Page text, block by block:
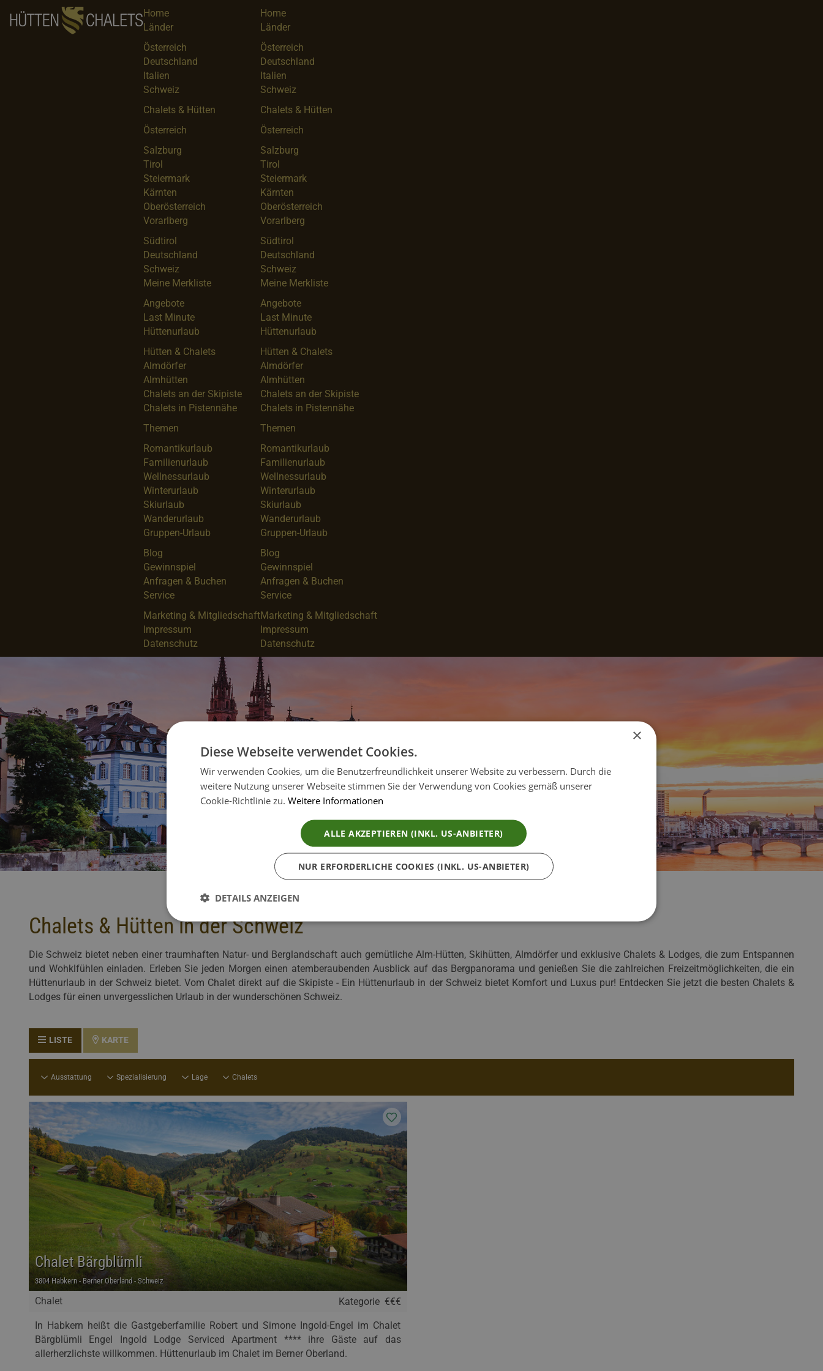
Home
Länder
Österreich
Deutschland
Italien
Schweiz
Chalets & Hütten
Österreich
Salzburg
Tirol
Steiermark
Kärnten
Oberösterreich
Vorarlberg
Südtirol
Deutschland
Schweiz
Meine Merkliste
Angebote
Last Minute
Hüttenurlaub
Hütten & Chalets
Almdörfer
Almhütten
Chalets an der Skipiste
Chalets in Pistennähe
Themen
Romantikurlaub
Familienurlaub
Wellnessurlaub
Winterurlaub
Skiurlaub
Wanderurlaub
Gruppen-Urlaub
Blog
Gewinnspiel
Anfragen & Buchen
Service
Marketing & Mitgliedschaft
Impressum
Datenschutz
Home
Länder
Österreich
Deutschland
Italien
Schweiz
Chalets & Hütten
Österreich
Salzburg
Tirol
Steiermark
Kärnten
Oberösterreich
Vorarlberg
Südtirol
Deutschland
Schweiz
Meine Merkliste
Angebote
Last Minute
Hüttenurlaub
Hütten & Chalets
Almdörfer
Almhütten
Chalets an der Skipiste
Chalets in Pistennähe
Themen
Romantikurlaub
Familienurlaub
Wellnessurlaub
Winterurlaub
Skiurlaub
Wanderurlaub
Gruppen-Urlaub
Blog
Gewinnspiel
Anfragen & Buchen
Service
Marketing & Mitgliedschaft
Impressum
Datenschutz
Chalets & Hütten in der Schweiz
Die Schweiz bietet neben einer traumhaften Natur- und Berglandschaft auch gemütliche Alm-Hütten, Skihütten, Almdörfer und exklusive Chalets & Lodges, die zum Entspannen
und Wohklfühlen einladen. Erleben Sie jeden Morgen einen atemberaubenden Ausblick auf das Bergpanorama und genießen Sie die zahlreichen Freizeitmöglichkeiten, die ein
Hüttenurlaub in der Schweiz bietet. Vom Chalet direkt auf die Skipiste - Ein Hüttenurlaub in der Schweiz bietet Komfort und Luxus pur! Entdecken Sie jetzt die besten Chalets &
Lodges für einen unvergesslichen Urlaub in der wunderschönen Schweiz.
LISTE KARTE
Ausstattung Spezialisierung Lage Chalets
Chalet
Chalet Bärgblümli
3804 Habkern - Berner Oberland - Schweiz
Kategorie €€€
In Habkern heißt die Gastgeberfamilie Robert und Simone Ingold-Engel im Chalet
Bärgblümli Engel Ingold Lodge Serviced Apartment **** ihre Gäste auf das
allerherzlichste willkommen. Hüttenurlaub im Chalet im Berner Oberland.
×
Diese Webseite verwendet Cookies.
Wir verwenden Cookies, um die Benutzerfreundlichkeit unserer Website zu verbessern. Durch die
weitere Nutzung unserer Webseite stimmen Sie der Verwendung von Cookies gemäß unserer
Cookie-Richtlinie zu. Weitere Informationen
ALLE AKZEPTIEREN (INKL. US-ANBIETER)
NUR ERFORDERLICHE COOKIES (INKL. US-ANBIETER)
DETAILS ANZEIGEN